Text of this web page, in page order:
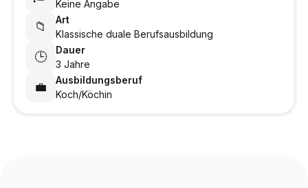
Keine Angabe
📁
Art
Klassische duale Berufsausbildung
🕒
Dauer
3 Jahre
💼
Ausbildungsberuf
Koch/Köchin